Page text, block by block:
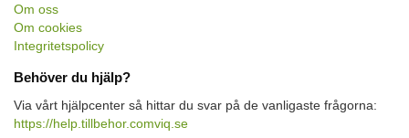
Om oss
Om cookies
Integritetspolicy
Behöver du hjälp?
Via vårt hjälpcenter så hittar du svar på de vanligaste frågorna:
https://help.tillbehor.comviq.se